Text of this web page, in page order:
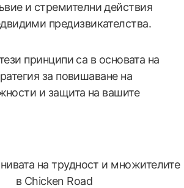
и стремителни действия
предизвикателства.
принципи са в основата на
за повишаване на
и защита на вашите
на трудност и множителите
в Chicken Road